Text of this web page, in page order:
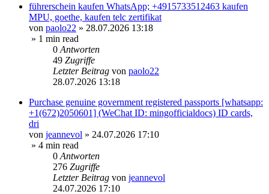
führerschein kaufen WhatsApp; +4915733512463 kaufen
MPU, goethe, kaufen telc zertifikat
von paolo22 » 28.07.2026 13:18
» 1 min read
0 Antworten
49 Zugriffe
Letzter Beitrag von paolo22
28.07.2026 13:18
Purchase genuine government registered passports [whatsapp:
+1(672)2050601] (WeChat ID: mingofficialdocs) ID cards,
dri
von jeannevol » 24.07.2026 17:10
» 4 min read
0 Antworten
276 Zugriffe
Letzter Beitrag von jeannevol
24.07.2026 17:10